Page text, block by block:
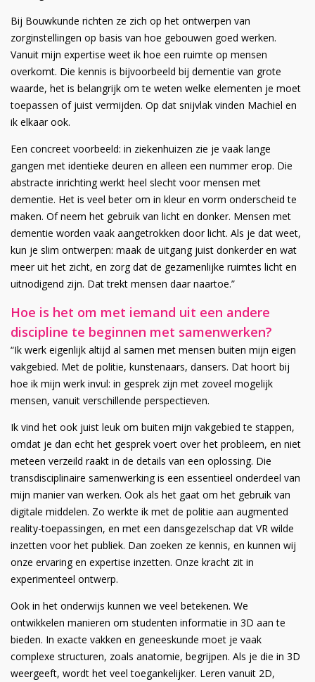
Bij Bouwkunde richten ze zich op het ontwerpen van
zorginstellingen op basis van hoe gebouwen goed werken.
Vanuit mijn expertise weet ik hoe een ruimte op mensen
overkomt. Die kennis is bijvoorbeeld bij dementie van grote
waarde, het is belangrijk om te weten welke elementen je moet
toepassen of juist vermijden. Op dat snijvlak vinden Machiel en
ik elkaar ook.
Een concreet voorbeeld: in ziekenhuizen zie je vaak lange
gangen met identieke deuren en alleen een nummer erop. Die
abstracte inrichting werkt heel slecht voor mensen met
dementie. Het is veel beter om in kleur en vorm onderscheid te
maken. Of neem het gebruik van licht en donker. Mensen met
dementie worden vaak aangetrokken door licht. Als je dat weet,
kun je slim ontwerpen: maak de uitgang juist donkerder en wat
meer uit het zicht, en zorg dat de gezamenlijke ruimtes licht en
uitnodigend zijn. Dat trekt mensen daar naartoe.”
Hoe is het om met iemand uit een andere
discipline te beginnen met samenwerken?
“Ik werk eigenlijk altijd al samen met mensen buiten mijn eigen
vakgebied. Met de politie, kunstenaars, dansers. Dat hoort bij
hoe ik mijn werk invul: in gesprek zijn met zoveel mogelijk
mensen, vanuit verschillende perspectieven.
Ik vind het ook juist leuk om buiten mijn vakgebied te stappen,
omdat je dan echt het gesprek voert over het probleem, en niet
meteen verzeild raakt in de details van een oplossing. Die
transdisciplinaire samenwerking is een essentieel onderdeel van
mijn manier van werken. Ook als het gaat om het gebruik van
digitale middelen. Zo werkte ik met de politie aan augmented
reality-toepassingen, en met een dansgezelschap dat VR wilde
inzetten voor het publiek. Dan zoeken ze kennis, en kunnen wij
onze ervaring en expertise inzetten. Onze kracht zit in
experimenteel ontwerp.
Ook in het onderwijs kunnen we veel betekenen. We
ontwikkelen manieren om studenten informatie in 3D aan te
bieden. In exacte vakken en geneeskunde moet je vaak
complexe structuren, zoals anatomie, begrijpen. Als je die in 3D
weergeeft, wordt het veel toegankelijker. Leren vanuit 2D,